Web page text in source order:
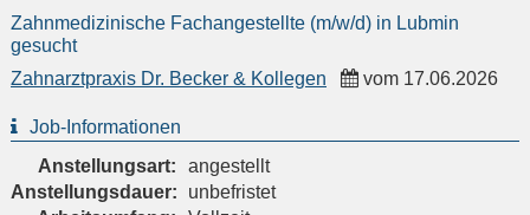
Zahnmedizinische Fachangestellte (m/w/d) in Lubmin
gesucht
Zahnarztpraxis Dr. Becker & Kollegen
vom 17.06.2026
Job-Informationen
Anstellungsart:
angestellt
Anstellungsdauer:
unbefristet